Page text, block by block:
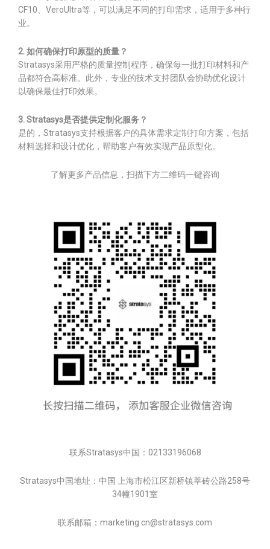
CF10、VeroUltra等，可以满足不同的打印需求，适用于多种行
业。
2. 如何确保打印原型的质量？
Stratasys采用严格的质量控制程序，确保每一批打印材料和产
品都符合高标准。此外，专业的技术支持团队会协助优化设计
以确保最佳打印效果。
3. Stratasys是否提供定制化服务？
是的，Stratasys支持根据客户的具体需求定制打印方案，包括
材料选择和设计优化，帮助客户有效实现产品原型化。
了解更多产品信息，扫描下方二维码一键咨询
联系Stratasys中国：02133196068
Stratasys中国地址：中国 上海市松江区新桥镇莘砖公路258号
34幢1901室
联系邮箱：marketing.cn@stratasys.com